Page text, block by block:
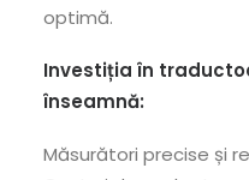
optimă.
Investiția în
înseamnă:
Măsurători precise și